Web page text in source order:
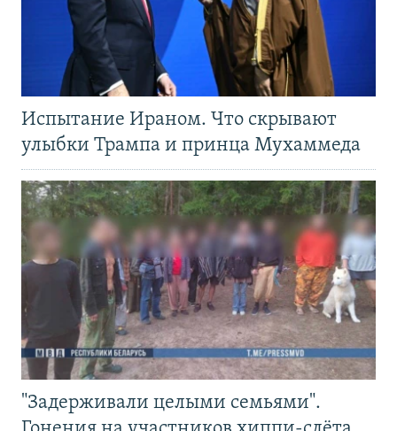
Испытание Ираном. Что скрывают
улыбки Трампа и принца Мухаммеда
"Задерживали целыми семьями".